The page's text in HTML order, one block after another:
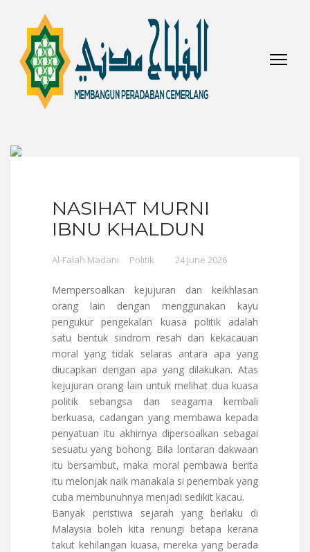
NASIHAT MURNI
IBNU KHALDUN
Al-Falah Madani Politik 24 June 2026
Mempersoalkan kejujuran dan keikhlasan
orang lain dengan menggunakan kayu
pengukur pengekalan kuasa politik adalah
satu bentuk sindrom resah dan kekacauan
moral yang tidak selaras antara apa yang
diucapkan dengan apa yang dilakukan. Atas
kejujuran orang lain untuk melihat dua kuasa
politik sebangsa dan seagama kembali
berkuasa, cadangan yang membawa kepada
penyatuan itu akhirnya dipersoalkan sebagai
sesuatu yang bohong. Bila lontaran dakwaan
itu bersambut, maka moral pembawa berita
itu melonjak naik manakala si penembak yang
cuba membunuhnya menjadi sedikit kacau.
Banyak peristiwa sejarah yang berlaku di
Malaysia boleh kita renungi betapa kerana
takut kehilangan kuasa, mereka yang berada